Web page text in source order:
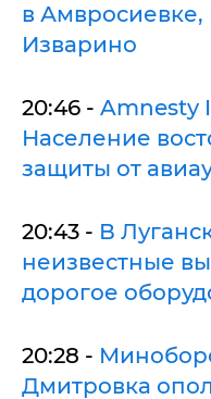
в
Изварино
20:46 - Amnesty
Население
защиты от
20:43 - В
неизвестные
дорогое
20:28 -
Дмитровка